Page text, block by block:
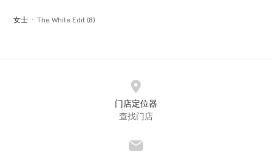
女士 The White Edit (8)
门店定位器
查找门店